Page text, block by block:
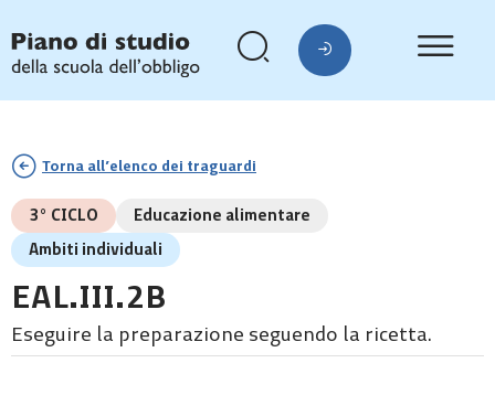
Torna all’elenco dei traguardi
3° CICLO
Educazione alimentare
Ambiti individuali
EAL.III.2B
Eseguire la preparazione seguendo la ricetta.